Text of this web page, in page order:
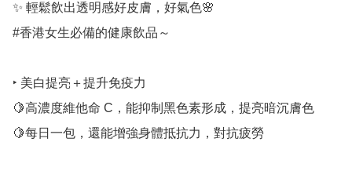
✨ 輕鬆飲出透明感好皮膚，好氣色🌸
#香港女生必備的健康飲品～
‣ 美白提亮＋提升免疫力
🍋高濃度維他命 C，能抑制黑色素形成，提亮暗沉膚色
🍋每日一包，還能增強身體抵抗力，對抗疲勞